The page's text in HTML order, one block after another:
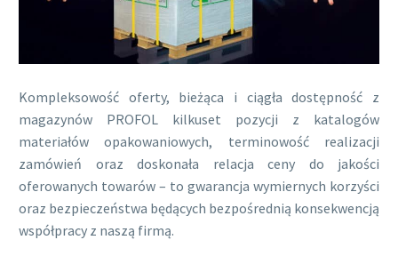
Kompleksowość oferty, bieżąca i ciągła dostępność z
magazynów PROFOL kilkuset pozycji z katalogów
materiałów opakowaniowych, terminowość realizacji
zamówień oraz doskonała relacja ceny do jakości
oferowanych towarów – to gwarancja wymiernych korzyści
oraz bezpieczeństwa będących bezpośrednią konsekwencją
współpracy z naszą firmą.